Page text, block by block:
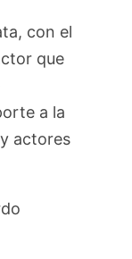
con el
que
a la
actores